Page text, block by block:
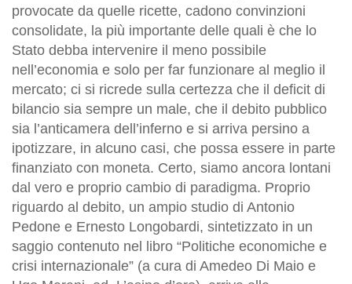
provocate da quelle ricette, cadono convinzioni
consolidate, la più importante delle quali è che lo
Stato debba intervenire il meno possibile
nell’economia e solo per far funzionare al meglio il
mercato; ci si ricrede sulla certezza che il deficit di
bilancio sia sempre un male, che il debito pubblico
sia l’anticamera dell’inferno e si arriva persino a
ipotizzare, in alcuno casi, che possa essere in parte
finanziato con moneta. Certo, siamo ancora lontani
dal vero e proprio cambio di paradigma. Proprio
riguardo al debito, un ampio studio di Antonio
Pedone e Ernesto Longobardi, sintetizzato in un
saggio contenuto nel libro “Politiche economiche e
crisi internazionale” (a cura di Amedeo Di Maio e